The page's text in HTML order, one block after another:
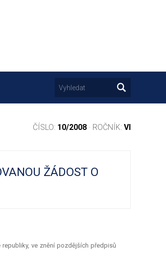
ČÍSLO: 10/2008 · ROČNÍK: VI
ŽÁDOST O
ve znění pozdějších předpisů